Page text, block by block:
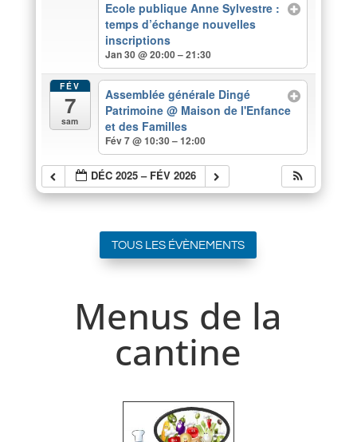
Ecole publique Anne Sylvestre :
temps d’échange nouvelles
inscriptions
Jan 30 @ 20:00 – 21:30
FÉV
7
sam
Assemblée générale Dingé
Patrimoine@ Maison de l'Enfance
et des Familles
Fév 7 @ 10:30 – 12:00
DÉC 2025 – FÉV 2026
TOUS LES ÉVÈNEMENTS
Menus de la
cantine